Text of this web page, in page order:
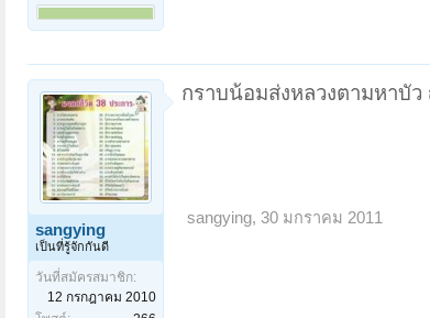
sangying
เป็นที่รู้จักกันดี
วันที่สมัครสมาชิก:
12 กรกฎาคม 2010
กราบน้อมส่งหลวงตามหาบั
sangying, 30 มกราคม 2011